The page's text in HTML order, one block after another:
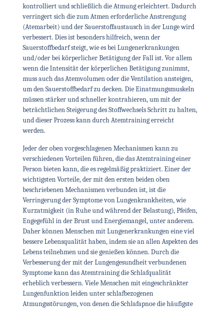
kontrolliert und schließlich die Atmung erleichtert. Dadurch
verringert sich die zum Atmen erforderliche Anstrengung
(Atemarbeit) und der Sauerstoffaustausch in der Lunge wird
verbessert. Dies ist besonders hilfreich, wenn der
Sauerstoffbedarf steigt, wie es bei Lungenerkrankungen
und/oder bei körperlicher Betätigung der Fall ist. Vor allem
wenn die Intensität der körperlichen Betätigung zunimmt,
muss auch das Atemvolumen oder die Ventilation ansteigen,
um den Sauerstoffbedarf zu decken. Die Einatmungsmuskeln
müssen stärker und schneller kontrahieren, um mit der
beträchtlichen Steigerung des Stoffwechsels Schritt zu halten,
und dieser Prozess kann durch Atemtraining erreicht
werden.
Jeder der oben vorgeschlagenen Mechanismen kann zu
verschiedenen Vorteilen führen, die das Atemtraining einer
Person bieten kann, die es regelmäßig praktiziert. Einer der
wichtigsten Vorteile, der mit den ersten beiden oben
beschriebenen Mechanismen verbunden ist, ist die
Verringerung der Symptome von Lungenkrankheiten, wie
Kurzatmigkeit (in Ruhe und während der Belastung), Pfeifen,
Engegefühl in der Brust und Energiemangel, unter anderem.
Daher können Menschen mit Lungenerkrankungen eine viel
bessere Lebensqualität haben, indem sie an allen Aspekten des
Lebens teilnehmen und sie genießen können. Durch die
Verbesserung der mit der Lungengesundheit verbundenen
Symptome kann das Atemtraining die Schlafqualität
erheblich verbessern. Viele Menschen mit eingeschränkter
Lungenfunktion leiden unter schlafbezogenen
Atmungsstörungen, von denen die Schlafapnoe die häufigste